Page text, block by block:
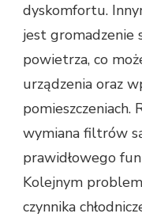
dyskomfortu.
jest gromadzenie
powietrza, co
urządzenia oraz
pomieszczeniach.
wymiana filtrów
prawidłowego
Kolejnym
czynnika